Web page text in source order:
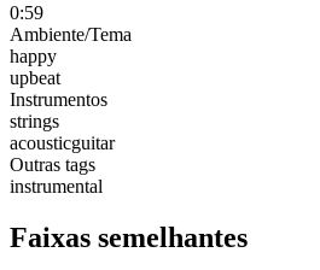
0:59
Ambiente/Tema
happy
upbeat
Instrumentos
strings
acousticguitar
Outras tags
instrumental
Faixas semelhantes